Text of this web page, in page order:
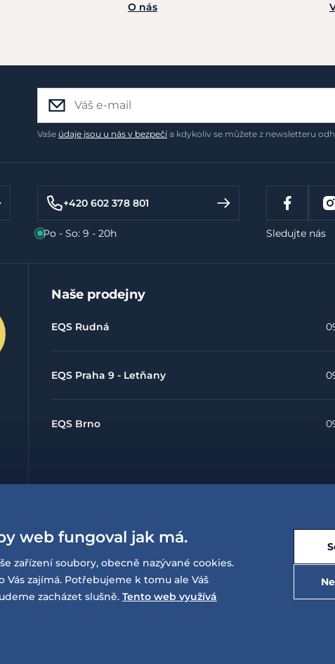
O nás
Vaše údaje jsou u nás v bezpečía kdykoliv se můžete z newsletteru
+420 602 378 801
Po - So: 9 - 20h Sledujte nás
Naše prodejny
EQS Rudná
EQS Praha 9 - Letňany
EQS Brno
web fungoval jak má.
zařízení soubory, obecně nazývané cookies.
zajímá. Potřebujeme k tomu ale Váš
zacházet slušně. Tento web využívá